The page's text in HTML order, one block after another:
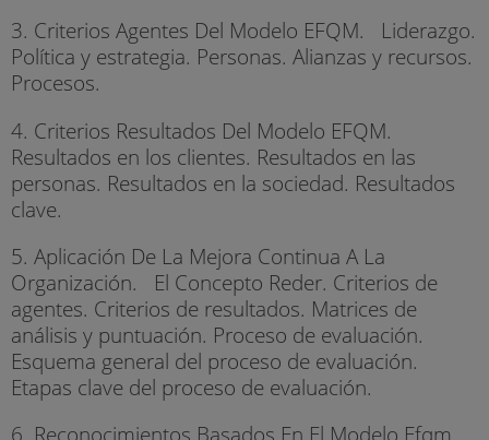
3. Criterios Agentes Del Modelo EFQM. Liderazgo.
Política y estrategia. Personas. Alianzas y recursos.
Procesos.
4. Criterios Resultados Del Modelo EFQM.
Resultados en los clientes. Resultados en las
personas. Resultados en la sociedad. Resultados
clave.
5. Aplicación De La Mejora Continua A La
Organización. El Concepto Reder. Criterios de
agentes. Criterios de resultados. Matrices de
análisis y puntuación. Proceso de evaluación.
Esquema general del proceso de evaluación.
Etapas clave del proceso de evaluación.
6. Reconocimientos Basados En El Modelo Efqm